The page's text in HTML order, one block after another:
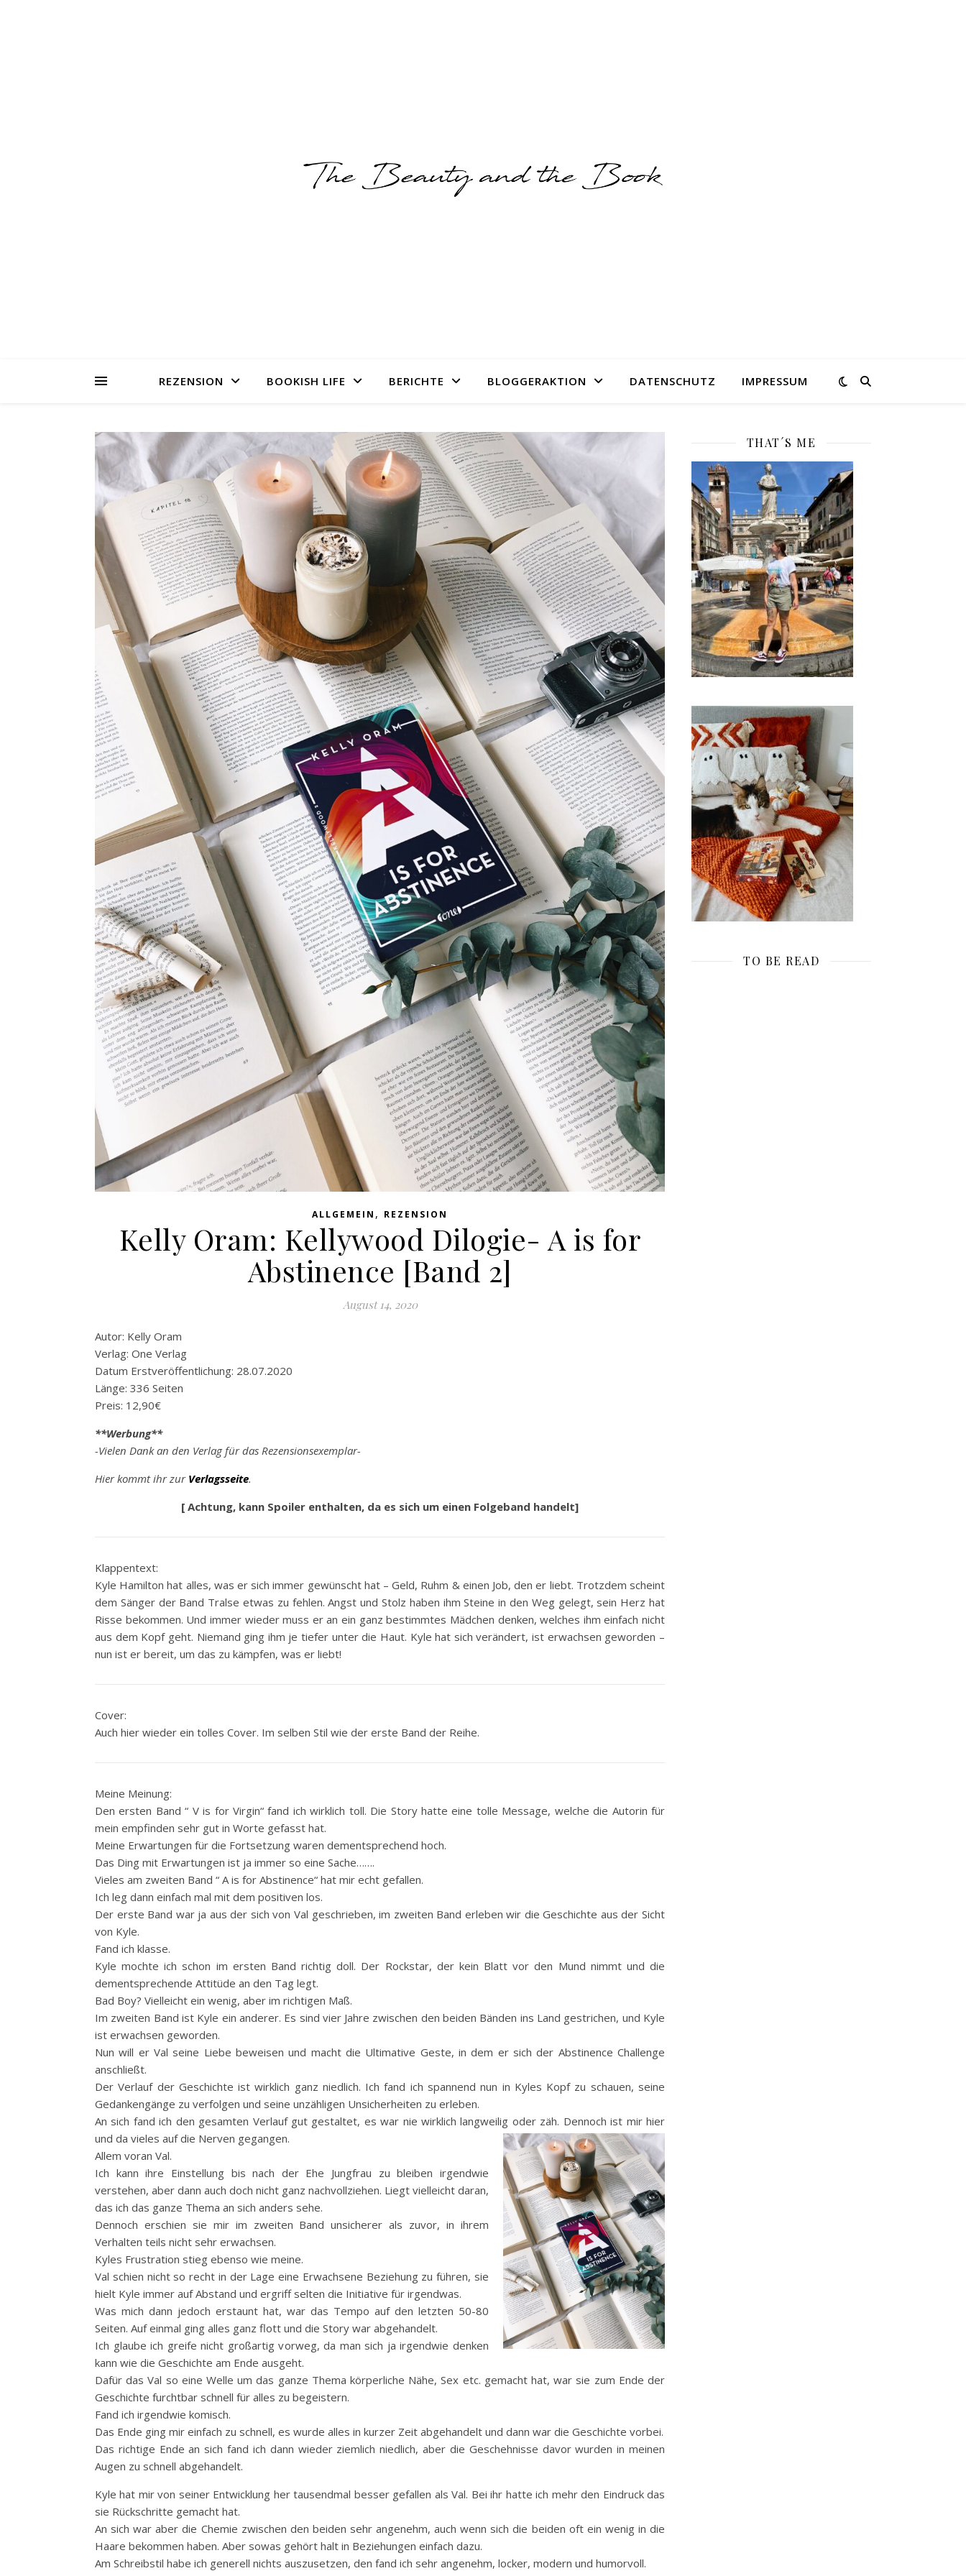
REZENSION BOOKISH LIFE BERICHTE BLOGGERAKTION DATENSCHUTZ IMPRESSUM
ALLGEMEIN , REZENSION
Kelly Oram: Kellywood Dilogie- A is for
Abstinence [Band 2]
August 14, 2020
Autor: Kelly Oram
Verlag: One Verlag
Datum Erstveröffentlichung: 28.07.2020
Länge: 336 Seiten
Preis: 12,90€
**Werbung**
-Vielen Dank an den Verlag für das Rezensionsexemplar-
Hier kommt ihr zur Verlagsseite.
[ Achtung, kann Spoiler enthalten, da es sich um einen Folgeband handelt]
Klappentext:
Kyle Hamilton hat alles, was er sich immer gewünscht hat – Geld, Ruhm & einen Job, den er liebt. Trotzdem scheint
dem Sänger der Band Tralse etwas zu fehlen. Angst und Stolz haben ihm Steine in den Weg gelegt, sein Herz hat
Risse bekommen. Und immer wieder muss er an ein ganz bestimmtes Mädchen denken, welches ihm einfach nicht
aus dem Kopf geht. Niemand ging ihm je tiefer unter die Haut. Kyle hat sich verändert, ist erwachsen geworden –
nun ist er bereit, um das zu kämpfen, was er liebt!
Cover:
Auch hier wieder ein tolles Cover. Im selben Stil wie der erste Band der Reihe.
Meine Meinung:
Den ersten Band “ V is for Virgin“ fand ich wirklich toll. Die Story hatte eine tolle Message, welche die Autorin für
mein empfinden sehr gut in Worte gefasst hat.
Meine Erwartungen für die Fortsetzung waren dementsprechend hoch.
Das Ding mit Erwartungen ist ja immer so eine Sache…….
Vieles am zweiten Band “ A is for Abstinence“ hat mir echt gefallen.
Ich leg dann einfach mal mit dem positiven los.
Der erste Band war ja aus der sich von Val geschrieben, im zweiten Band erleben wir die Geschichte aus der Sicht
von Kyle.
Fand ich klasse.
Kyle mochte ich schon im ersten Band richtig doll. Der Rockstar, der kein Blatt vor den Mund nimmt und die
dementsprechende Attitüde an den Tag legt.
Bad Boy? Vielleicht ein wenig, aber im richtigen Maß.
Im zweiten Band ist Kyle ein anderer. Es sind vier Jahre zwischen den beiden Bänden ins Land gestrichen, und Kyle
ist erwachsen geworden.
Nun will er Val seine Liebe beweisen und macht die Ultimative Geste, in dem er sich der Abstinence Challenge
anschließt.
Der Verlauf der Geschichte ist wirklich ganz niedlich. Ich fand ich spannend nun in Kyles Kopf zu schauen, seine
Gedankengänge zu verfolgen und seine unzähligen Unsicherheiten zu erleben.
An sich fand ich den gesamten Verlauf gut gestaltet, es war nie wirklich langweilig oder zäh. Dennoch ist mir hier
und da vieles auf die Nerven gegangen.
Allem voran Val.
Ich kann ihre Einstellung bis nach der Ehe Jungfrau zu bleiben irgendwie
verstehen, aber dann auch doch nicht ganz nachvollziehen. Liegt vielleicht daran,
das ich das ganze Thema an sich anders sehe.
Dennoch erschien sie mir im zweiten Band unsicherer als zuvor, in ihrem
Verhalten teils nicht sehr erwachsen.
Kyles Frustration stieg ebenso wie meine.
Val schien nicht so recht in der Lage eine Erwachsene Beziehung zu führen, sie
hielt Kyle immer auf Abstand und ergriff selten die Initiative für irgendwas.
Was mich dann jedoch erstaunt hat, war das Tempo auf den letzten 50-80
Seiten. Auf einmal ging alles ganz flott und die Story war abgehandelt.
Ich glaube ich greife nicht großartig vorweg, da man sich ja irgendwie denken
kann wie die Geschichte am Ende ausgeht.
Dafür das Val so eine Welle um das ganze Thema körperliche Nähe, Sex etc. gemacht hat, war sie zum Ende der
Geschichte furchtbar schnell für alles zu begeistern.
Fand ich irgendwie komisch.
Das Ende ging mir einfach zu schnell, es wurde alles in kurzer Zeit abgehandelt und dann war die Geschichte vorbei.
Das richtige Ende an sich fand ich dann wieder ziemlich niedlich, aber die Geschehnisse davor wurden in meinen
Augen zu schnell abgehandelt.
Kyle hat mir von seiner Entwicklung her tausendmal besser gefallen als Val. Bei ihr hatte ich mehr den Eindruck das
sie Rückschritte gemacht hat.
An sich war aber die Chemie zwischen den beiden sehr angenehm, auch wenn sich die beiden oft ein wenig in die
Haare bekommen haben. Aber sowas gehört halt in Beziehungen einfach dazu.
Am Schreibstil habe ich generell nichts auszusetzen, den fand ich sehr angenehm, locker, modern und humorvoll.
THAT´S ME
TO BE READ